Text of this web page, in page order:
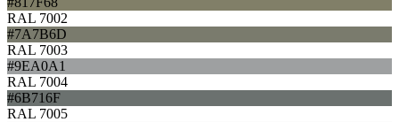
RAL 7002
#7A7B6D
RAL 7003
#9EA0A1
RAL 7004
#6B716F
RAL 7005